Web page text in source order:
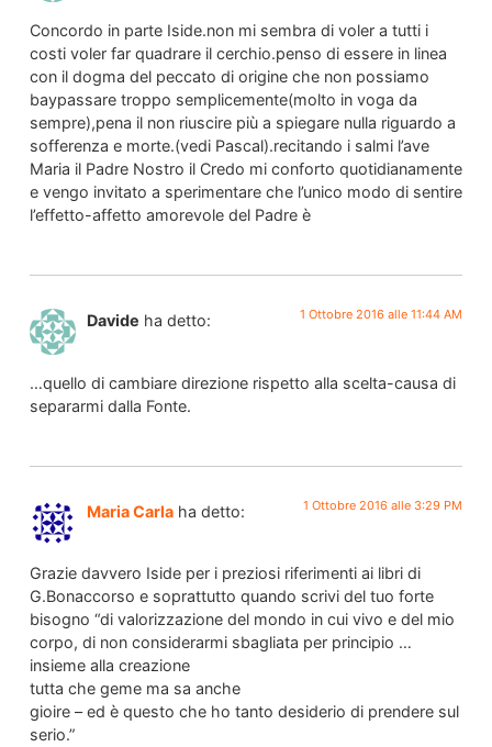
Concordo in parte Iside.non mi sembra di voler a tutti i
costi voler far quadrare il cerchio.penso di essere in linea
con il dogma del peccato di origine che non possiamo
baypassare troppo semplicemente(molto in voga da
sempre),pena il non riuscire più a spiegare nulla riguardo a
sofferenza e morte.(vedi Pascal).recitando i salmi l’ave
Maria il Padre Nostro il Credo mi conforto quotidianamente
e vengo invitato a sperimentare che l’unico modo di sentire
l’effetto-affetto amorevole del Padre è
Davide ha detto: 1 Ottobre 2016 alle 11:44 AM
…quello di cambiare direzione rispetto alla scelta-causa di
separarmi dalla Fonte.
Maria Carla ha detto: 1 Ottobre 2016 alle 3:29 PM
Grazie davvero Iside per i preziosi riferimenti ai libri di
G.Bonaccorso e soprattutto quando scrivi del tuo forte
bisogno “di valorizzazione del mondo in cui vivo e del mio
corpo, di non considerarmi sbagliata per principio …
insieme alla creazione
tutta che geme ma sa anche
gioire – ed è questo che ho tanto desiderio di prendere sul
serio.”